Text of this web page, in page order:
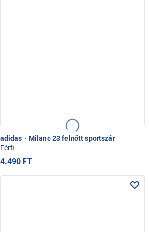
adidas · Milano 23 felnőtt sportszár
Férfi
4.490 FT